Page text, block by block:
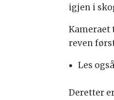
igjen i
Kameraet
reven
Les
Deretter